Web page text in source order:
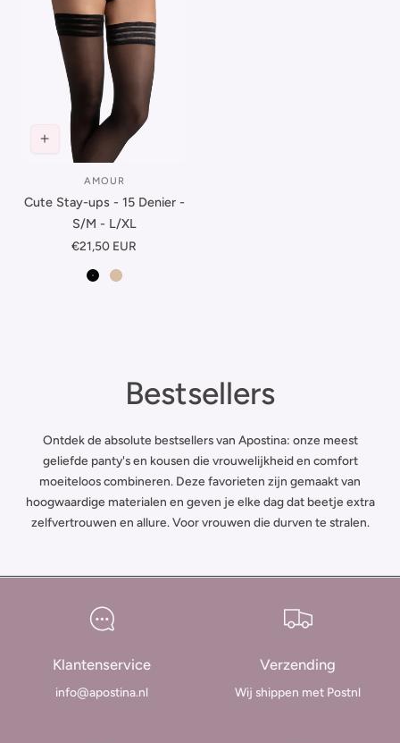
Leverancier:
AMOUR
Cute Stay-ups - 15 Denier -
S/M - L/XL
Normale
€21,50 EUR
ZwartBeige
V
e
r
z
m
l
i
Bestsellers
Ontdek de absolute bestsellers van Apostina: onze meest
geliefde panty's en kousen die vrouwelijkheid en comfort
moeiteloos combineren. Deze favorieten zijn gemaakt van
hoogwaardige materialen en geven je elke dag dat beetje extra
zelfvertrouwen en allure. Voor vrouwen die durven te stralen.
Klantenservice
info@apostina.nl
Verzending
Wij shippen met Postnl